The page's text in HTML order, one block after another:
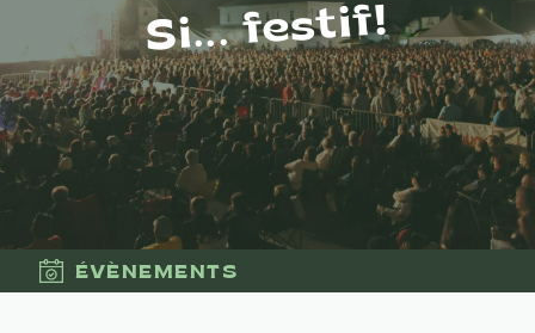
Si... festif!
ÉVÈNEMENTS